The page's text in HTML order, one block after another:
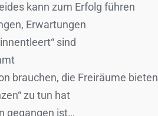
kann zum Erfolg führen
Erwartungen
sind
brauchen, die Freiräume bieten
zu tun hat
gegangen ist…